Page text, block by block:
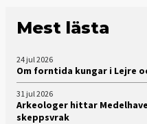
Mest lästa
24 jul 2026
Om forntida kungar i Lejre
31 jul 2026
Arkeologer hittar
skeppsvrak